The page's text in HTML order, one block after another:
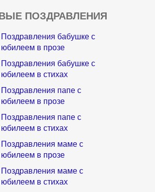
ПОЗДРАВЛЕНИЯ
Поздравления бабушке с
юбилеем в прозе
Поздравления бабушке с
юбилеем в стихах
Поздравления папе с
юбилеем в прозе
Поздравления папе с
юбилеем в стихах
Поздравления маме с
юбилеем в прозе
Поздравления маме с
юбилеем в стихах